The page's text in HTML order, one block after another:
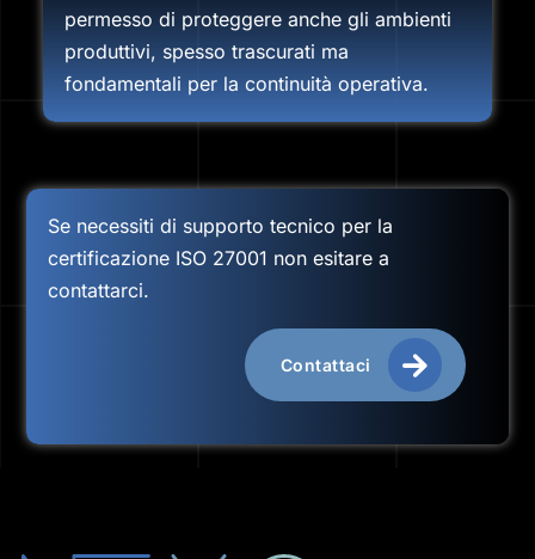
permesso di proteggere anche gli ambienti
produttivi, spesso trascurati ma
fondamentali per la continuità operativa.
Se necessiti di supporto tecnico per la
certificazione ISO 27001 non esitare a
contattarci.
Contattaci